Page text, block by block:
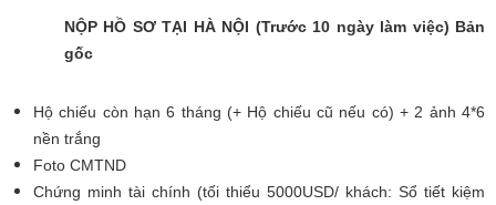
NỘP HỒ SƠ TẠI HÀ NỘI (Trước 10 ngày làm việc) Bản
gốc
Hộ chiếu còn hạn 6 tháng (+ Hộ chiếu cũ nếu có) + 2 ảnh 4*6
nền trắng
Foto CMTND
Chứng minh tài chính (tối thiểu 5000USD/ khách: Sổ tiết kiệm